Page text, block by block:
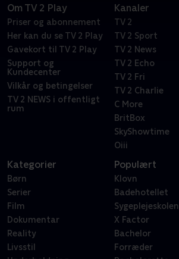
Om TV 2 Play
Priser og abonnement
Her kan du se TV 2 Play
Gavekort til TV 2 Play
Support og
Kundecenter
Vilkår og betingelser
TV 2 NEWS i offentligt
rum
Kanaler
TV 2
TV 2 Sport
TV 2 News
TV 2 Echo
TV 2 Fri
TV 2 Charlie
C More
BritBox
SkyShowtime
Oiii
Kategorier
Børn
Serier
Film
Dokumentar
Reality
Livsstil
Populært
Klovn
Badehotellet
Sygeplejeskolen
X Factor
Bachelor
Forræder